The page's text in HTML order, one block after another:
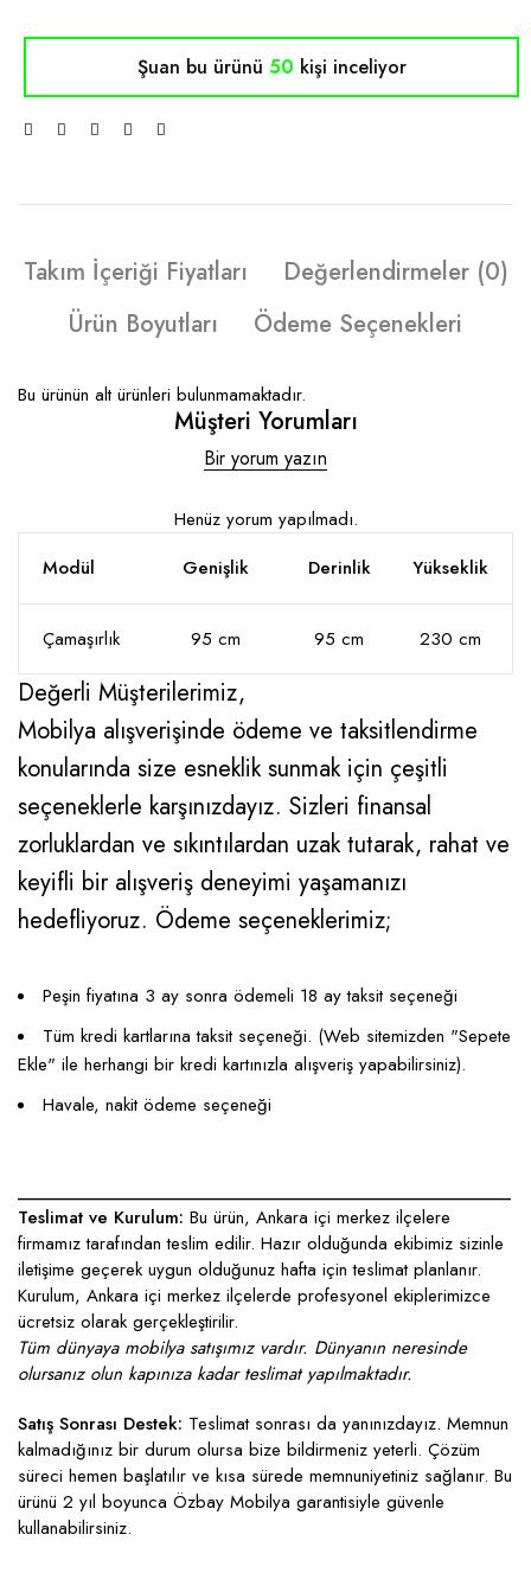
Şuan bu ürünü 50 kişi inceliyor
Takım İçeriği Fiyatları
Değerlendirmeler (0)
Ürün Boyutları
Ödeme Seçenekleri
Bu ürünün alt ürünleri bulunmamaktadır.
Müşteri Yorumları
Bir yorum yazın
Henüz yorum yapılmadı.
Modül
Genişlik Derinlik Yükseklik
Çamaşırlık 95 cm 95 cm 230 cm
Değerli Müşterilerimiz,
Mobilya alışverişinde ödeme ve taksitlendirme
konularında size esneklik sunmak için çeşitli
seçeneklerle karşınızdayız. Sizleri finansal
zorluklardan ve sıkıntılardan uzak tutarak, rahat ve
keyifli bir alışveriş deneyimi yaşamanızı
hedefliyoruz. Ödeme seçeneklerimiz;
Peşin fiyatına 3 ay sonra ödemeli 18 ay taksit seçeneği
Tüm kredi kartlarına taksit seçeneği. (Web sitemizden "Sepete
Ekle" ile herhangi bir kredi kartınızla alışveriş yapabilirsiniz).
Havale, nakit ödeme seçeneği
____________________________________________________
Teslimat ve Kurulum: Bu ürün, Ankara içi merkez ilçelere
firmamız tarafından teslim edilir. Hazır olduğunda ekibimiz sizinle
iletişime geçerek uygun olduğunuz hafta için teslimat planlanır.
Kurulum, Ankara içi merkez ilçelerde profesyonel ekiplerimizce
ücretsiz olarak gerçekleştirilir.
Tüm dünyaya mobilya satışımız vardır. Dünyanın neresinde
olursanız olun kapınıza kadar teslimat yapılmaktadır.
Satış Sonrası Destek: Teslimat sonrası da yanınızdayız. Memnun
kalmadığınız bir durum olursa bize bildirmeniz yeterli. Çözüm
süreci hemen başlatılır ve kısa sürede memnuniyetiniz sağlanır. Bu
ürünü 2 yıl boyunca Özbay Mobilya garantisiyle güvenle
kullanabilirsiniz.